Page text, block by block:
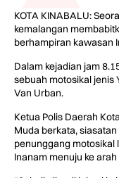
KOTA KINABALU:
kemalangan
berhampiran kawasan
Dalam kejadian jam
sebuah motosikal jenis
Van Urban.
Ketua Polis Daerah
Muda berkata,
penunggang motosikal
Inanam menuju ke